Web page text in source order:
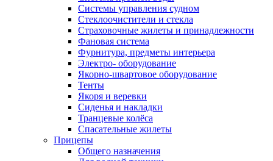
Системы управления судном
Стеклоочистители и стекла
Страховочные жилеты и принадлежности
Фановая система
Фурнитура, предметы интерьера
Электро- оборудование
Якорно-швартовое оборудование
Тенты
Якоря и веревки
Сиденья и накладки
Транцевые колёса
Спасательные жилеты
Прицепы
Общего назначения